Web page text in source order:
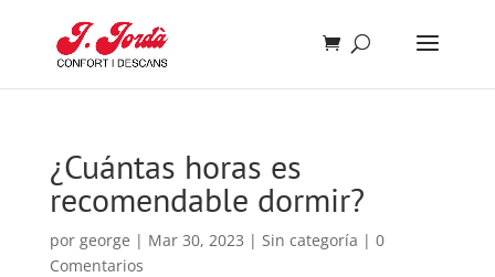
¿Cuántas horas es
recomendable dormir?
por george | Mar 30, 2023 | Sin categoría | 0
Comentarios